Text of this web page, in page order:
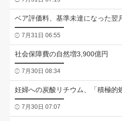
ベア評価料、基準未達になった翌
7月31日 06:55
社会保障費の自然増3,900億円
7月30日 08:34
妊婦への炭酸リチウム、「積極的
7月30日 07:07